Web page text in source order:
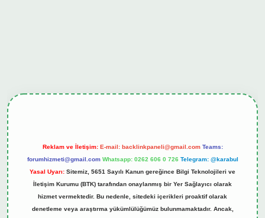
Reklam ve İletişim: E-mail: backlinkpaneli@gmail.com Teams:
forumhizmeti@gmail.com Whatsapp: 0262 606 0 726 Telegram: @karabul
Yasal Uyarı: Sitemiz, 5651 Sayılı Kanun gereğince Bilgi Teknolojileri ve
İletişim Kurumu (BTK) tarafından onaylanmış bir Yer Sağlayıcı olarak
hizmet vermektedir. Bu nedenle, sitedeki içerikleri proaktif olarak
denetleme veya araştırma yükümlülüğümüz bulunmamaktadır. Ancak,